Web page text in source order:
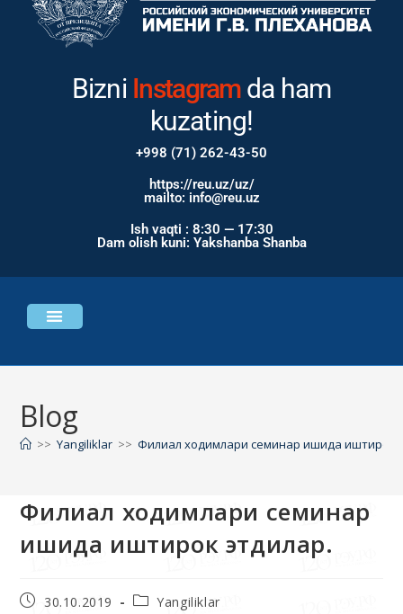
Bizni Instagram
Youtube da ham kuzating!
+998 (71) 262-43-50
https://reu.uz/uz/
mailto: info@reu.uz
Ish vaqti : 8:30 — 17:30
Dam olish kuni: Yakshanba Shanba
>> Yangiliklar
ишида иштирок этдилар.